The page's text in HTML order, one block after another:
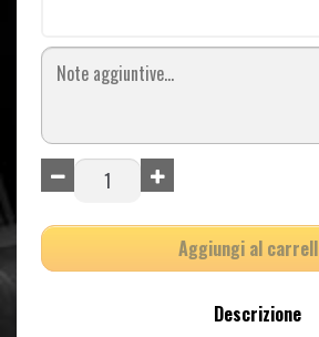
Aggiungi al
Descrizione